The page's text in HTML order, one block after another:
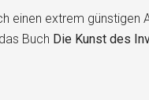
einen extrem günstigen
Buch Die Kunst des